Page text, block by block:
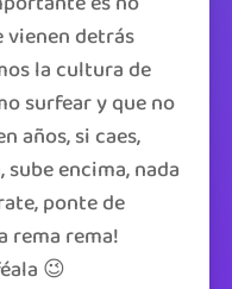
vienen detrás
la cultura de
surfear y que no
años, si caes,
encima, nada
ponte de
rema rema!
😉